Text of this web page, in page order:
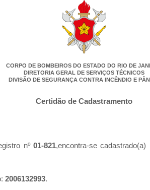
CORPO DE BOMBEIROS DO ESTADO DO RIO DE
DIRETORIA GERAL DE SERVIÇOS TÉCNICOS
DIVISÃO DE SEGURANÇA CONTRA INCÊNDIO E
Certidão de Cadastramento
nº 01-821,encontra-se
2006132993.